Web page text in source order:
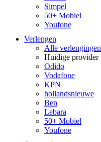
Simpel
50+ Mobiel
Youfone
Verlengen
Alle verlengingen
Huidige provider
Odido
Vodafone
KPN
hollandsnieuwe
Ben
Lebara
50+ Mobiel
Youfone